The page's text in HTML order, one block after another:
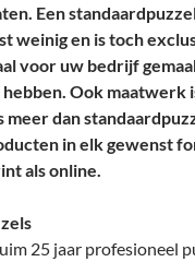
Een
weinig en is toch
voor uw bedrijf
Ook maatwerk
meer dan
in elk gewenst
als online.
25 jaar profesioneel